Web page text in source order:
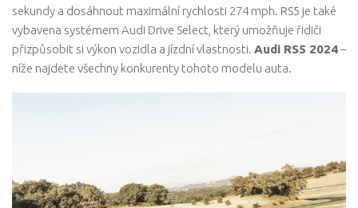
sekundy a dosáhnout maximální rychlosti 274 mph. RS5 je také
vybavena systémem Audi Drive Select, který umožňuje řidiči
přizpůsobit si výkon vozidla a jízdní vlastnosti. Audi RS5 2024–
níže najdete všechny konkurenty tohoto modelu auta.